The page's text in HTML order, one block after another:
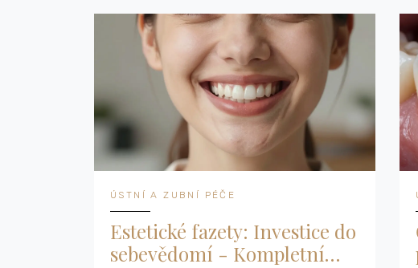
ÚSTNÍ A ZUBNÍ PÉČE
Estetické fazety: Investice do
sebevědomí - Kompletní